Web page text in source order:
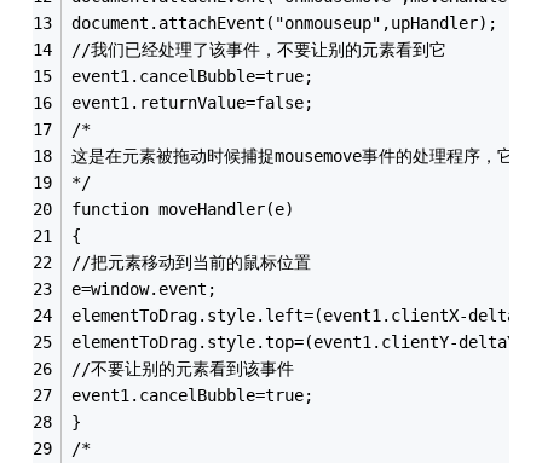
document.attachEvent("onmouseup",upHandler);
//我们已经处理了该事件，不要让别的元素看到它
event1.cancelBubble=true;
event1.returnValue=false;
/*
这是在元素被拖动时候捕捉mousemove事件的处理程序，它
*/
function moveHandler(e)
{
//把元素移动到当前的鼠标位置
e=window.event;
elementToDrag.style.left=(event1.clientX-
elementToDrag.style.top=(event1.clientY-
//不要让别的元素看到该事件
event1.cancelBubble=true;
}
/*